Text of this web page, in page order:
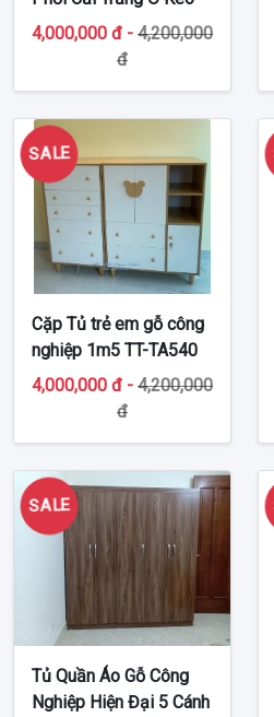
TT-MDF547
4,000,000 đ - 4,200,000
đ
SALE
Cặp Tủ trẻ em gỗ công
nghiệp 1m5 TT-TA540
4,000,000 đ - 4,200,000
đ
SALE
Tủ Quần Áo Gỗ Công
Nghiệp Hiện Đại 5 Cánh